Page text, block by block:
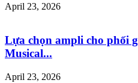
April 23, 2026
Lựa chọn ampli cho phối
Musical...
April 23, 2026